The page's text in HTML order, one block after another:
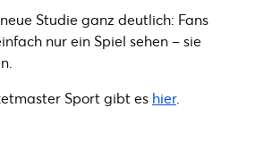
Studie ganz deutlich: Fans
nur ein Spiel sehen – sie
Sport gibt es hier.